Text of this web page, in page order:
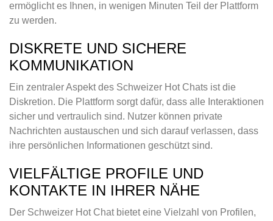
ermöglicht es Ihnen, in wenigen Minuten Teil der Plattform
zu werden.
DISKRETE UND SICHERE
KOMMUNIKATION
Ein zentraler Aspekt des Schweizer Hot Chats ist die
Diskretion. Die Plattform sorgt dafür, dass alle Interaktionen
sicher und vertraulich sind. Nutzer können private
Nachrichten austauschen und sich darauf verlassen, dass
ihre persönlichen Informationen geschützt sind.
VIELFÄLTIGE PROFILE UND
KONTAKTE IN IHRER NÄHE
Der Schweizer Hot Chat bietet eine Vielzahl von Profilen,